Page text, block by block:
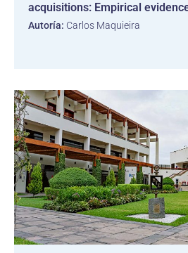
acquisitions: Empirical
Autoría: Carlos Maquieira